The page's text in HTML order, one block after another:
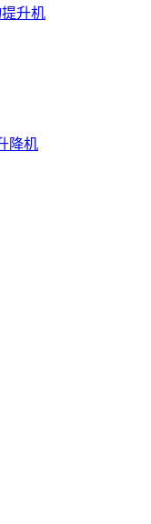
升机
降机